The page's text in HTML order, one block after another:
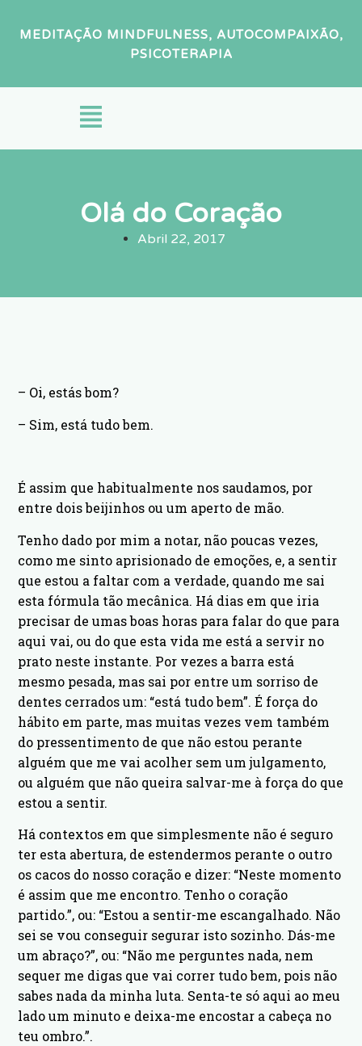
MEDITAÇÃO MINDFULNESS, AUTOCOMPAIXÃO,
PSICOTERAPIA
Olá do Coração
Abril 22, 2017
– Oi, estás bom?
– Sim, está tudo bem.
É assim que habitualmente nos saudamos, por
entre dois beijinhos ou um aperto de mão.
Tenho dado por mim a notar, não poucas vezes,
como me sinto aprisionado de emoções, e, a sentir
que estou a faltar com a verdade, quando me sai
esta fórmula tão mecânica. Há dias em que iria
precisar de umas boas horas para falar do que para
aqui vai, ou do que esta vida me está a servir no
prato neste instante. Por vezes a barra está
mesmo pesada, mas sai por entre um sorriso de
dentes cerrados um: “está tudo bem”. É força do
hábito em parte, mas muitas vezes vem também
do pressentimento de que não estou perante
alguém que me vai acolher sem um julgamento,
ou alguém que não queira salvar-me à força do que
estou a sentir.
Há contextos em que simplesmente não é seguro
ter esta abertura, de estendermos perante o outro
os cacos do nosso coração e dizer: “Neste momento
é assim que me encontro. Tenho o coração
partido.”, ou: “Estou a sentir-me escangalhado. Não
sei se vou conseguir segurar isto sozinho. Dás-me
um abraço?”, ou: “Não me perguntes nada, nem
sequer me digas que vai correr tudo bem, pois não
sabes nada da minha luta. Senta-te só aqui ao meu
lado um minuto e deixa-me encostar a cabeça no
teu ombro.”.